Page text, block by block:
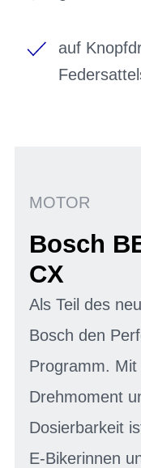
auf
MOTOR
Bosch
CX
Als Teil des
Bosch den
Programm.
Drehmoment
Dosierbarkeit
E-Bikerinnen